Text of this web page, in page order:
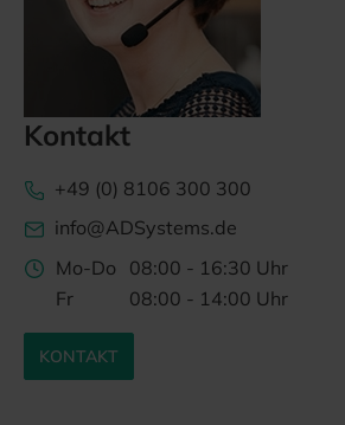
Kontakt
+49 (0) 8106 300 300
info@ADSystems.de
Mo-Do
08:00 - 16:30 Uhr
Fr
08:00 - 14:00 Uhr
KONTAKT